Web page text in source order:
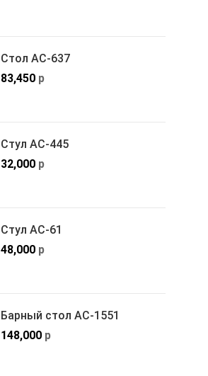
Стол АС-637
83,450 р
Стул АС-445
32,000 р
Стул АС-61
48,000 р
Барный стол АС-1551
148,000 р